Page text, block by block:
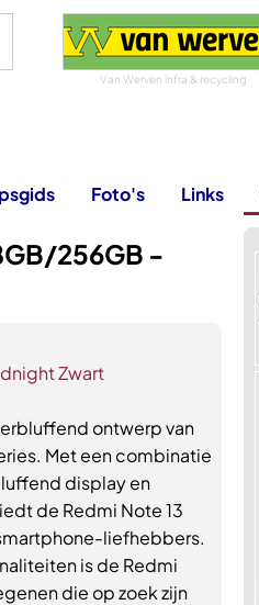
Van Werven infra & recycling
Foto's Links
256GB -
Zwart
ontwerp van
Met een combinatie
display en
de Redmi Note 13
liefhebbers.
is de Redmi
die op zoek zijn